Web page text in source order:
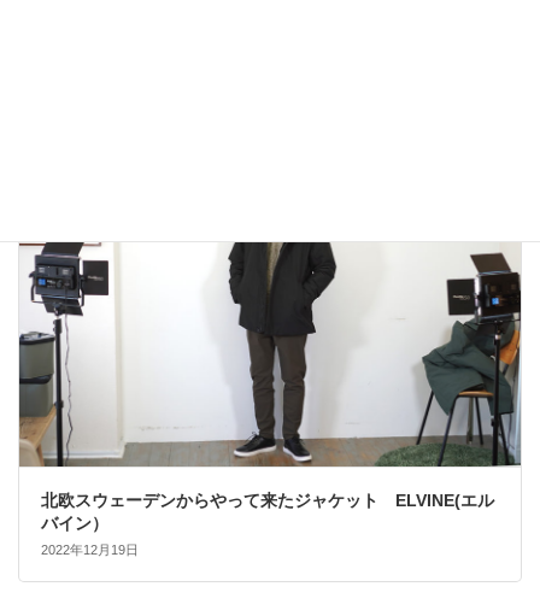
北欧スウェーデンからやって来たジャケット ELVINE(エル
バイン）
2022年12月19日